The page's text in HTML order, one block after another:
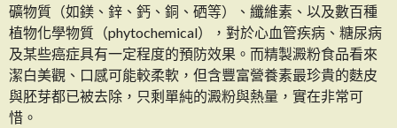
礦物質（如鎂、鋅、鈣、銅、硒等）、纖維素、以及數百種
植物化學物質（phytochemical），對於心血管疾病、糖尿病
及某些癌症具有一定程度的預防效果。而精製澱粉食品看來
潔白美觀、口感可能較柔軟，但含豐富營養素最珍貴的麩皮
與胚芽都已被去除，只剩單純的澱粉與熱量，實在非常可
惜。